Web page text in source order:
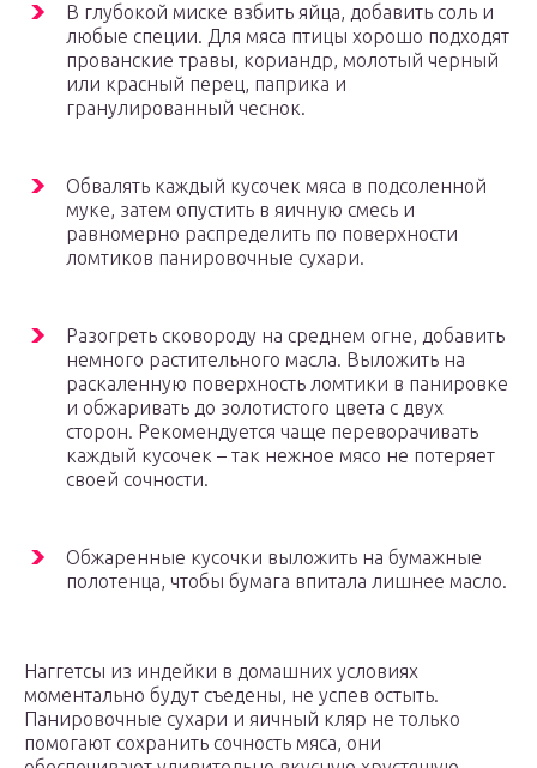
В глубокой миске взбить яйца, добавить соль и
любые специи. Для мяса птицы хорошо подходят
прованские травы, кориандр, молотый черный
или красный перец, паприка и
гранулированный чеснок.
Обвалять каждый кусочек мяса в подсоленной
муке, затем опустить в яичную смесь и
равномерно распределить по поверхности
ломтиков панировочные сухари.
Разогреть сковороду на среднем огне, добавить
немного растительного масла. Выложить на
раскаленную поверхность ломтики в панировке
и обжаривать до золотистого цвета с двух
сторон. Рекомендуется чаще переворачивать
каждый кусочек – так нежное мясо не потеряет
своей сочности.
Обжаренные кусочки выложить на бумажные
полотенца, чтобы бумага впитала лишнее масло.
Наггетсы из индейки в домашних условиях
моментально будут съедены, не успев остыть.
Панировочные сухари и яичный кляр не только
помогают сохранить сочность мяса, они